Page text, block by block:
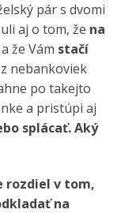
pár s dvomi
aj o tom, že na
a že Vám stačí
nebankoviek
po takejto
a pristúpi aj
splácať. Aký
rozdiel v tom,
na